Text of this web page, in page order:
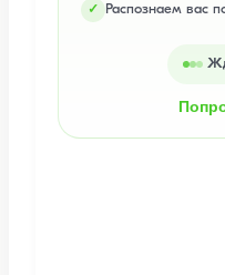
✓ Распознаем вас